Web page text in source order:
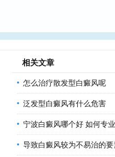
相关文章
怎么治疗散发型白癜风呢
泛发型白癜风有什么危害
宁波白癜风哪个好 如何专
导致白癜风较为不易治的